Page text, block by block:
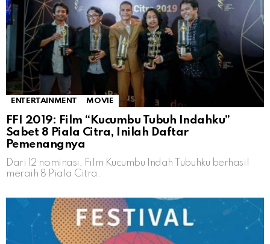
ENTERTAINMENT MOVIE
FFI 2019: Film “Kucumbu Tubuh Indahku”
Sabet 8 Piala Citra, Inilah Daftar
Pemenangnya
Dari 12 nominasi, Film Kucumbu Indah Tubuhku berhasil
meraih 8 Piala Citra.